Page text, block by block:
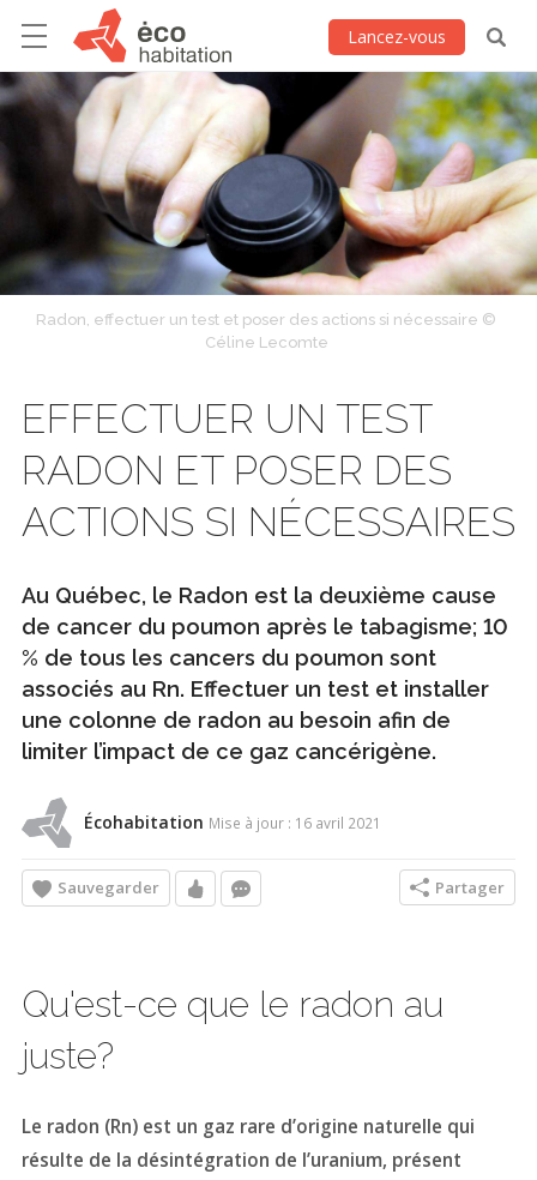
Lancez-vous
Radon, effectuer un test et poser des actions si nécessaire ©
Céline Lecomte
EFFECTUER UN TEST
RADON ET POSER DES
ACTIONS SI NÉCESSAIRES
Au Québec, le Radon est la deuxième cause
de cancer du poumon après le tabagisme; 10
% de tous les cancers du poumon sont
associés au Rn. Effectuer un test et installer
une colonne de radon au besoin afin de
limiter l’impact de ce gaz cancérigène.
Écohabitation Mise à jour : 16 avril 2021
Sauvegarder Partager
Qu'est-ce que le radon au
juste?
Le radon (Rn) est un gaz rare d’origine naturelle qui
résulte de la désintégration de l’uranium, présent